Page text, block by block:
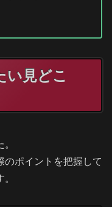
い見どこ
のポイントを把握して